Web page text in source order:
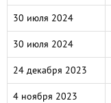
30 июля 2024
30 июля 2024
24 декабря 2023
4 ноября 2023